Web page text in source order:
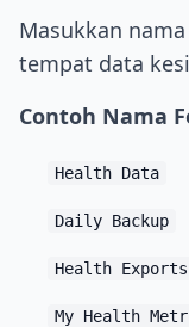
Masukkan
tempat data
Contoh Nama
Health Data
Daily Backup
Health Exports
My Health